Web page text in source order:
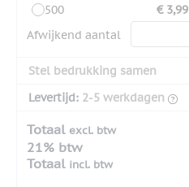
500
€ 3,99
Afwijkend aantal
Stel bedrukking samen
Levertijd: 2-5 werkdagen
Totaal excl. btw
21% btw
Totaal incl. btw